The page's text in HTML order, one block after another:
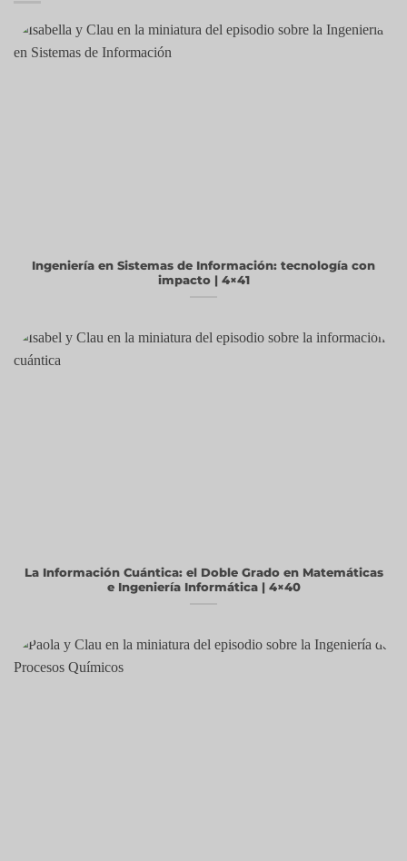
Ingeniería en Sistemas de Información: tecnología con
impacto | 4×41
La Información Cuántica: el Doble Grado en Matemáticas
e Ingeniería Informática | 4×40